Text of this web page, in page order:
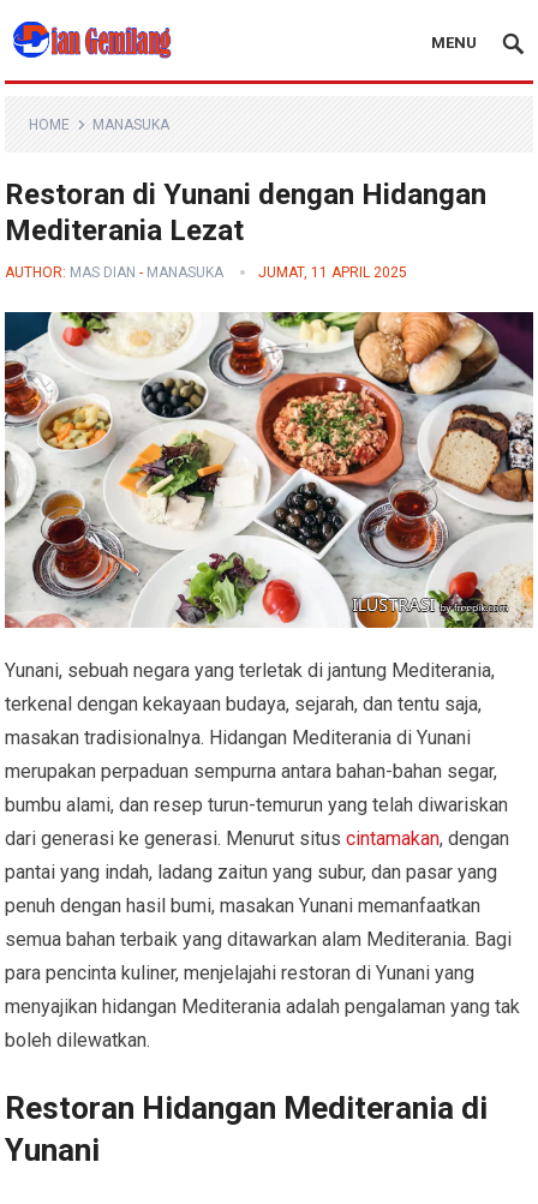
Blog Dian Gemilang
MENU
HOME MANASUKA
Restoran di Yunani dengan Hidangan
Mediterania Lezat
AUTHOR: MAS DIAN - MANASUKA JUMAT, 11 APRIL 2025
Yunani, sebuah negara yang terletak di jantung Mediterania,
terkenal dengan kekayaan budaya, sejarah, dan tentu saja,
masakan tradisionalnya. Hidangan Mediterania di Yunani
merupakan perpaduan sempurna antara bahan-bahan segar,
bumbu alami, dan resep turun-temurun yang telah diwariskan
dari generasi ke generasi. Menurut situscintamakan, dengan
pantai yang indah, ladang zaitun yang subur, dan pasar yang
penuh dengan hasil bumi, masakan Yunani memanfaatkan
semua bahan terbaik yang ditawarkan alam Mediterania. Bagi
para pencinta kuliner, menjelajahi restoran di Yunani yang
menyajikan hidangan Mediterania adalah pengalaman yang tak
boleh dilewatkan.
Restoran Hidangan Mediterania di
Yunani